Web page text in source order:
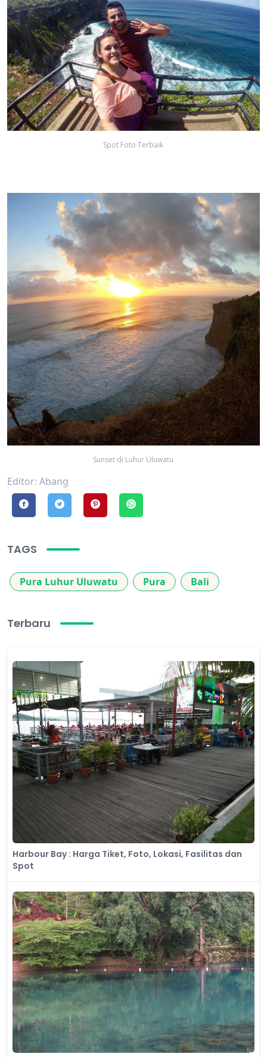
Spot Foto Terbaik
Sunset di Luhur Uluwatu
Editor: Abang
TAGS
Pura Luhur Uluwatu Pura Bali
Terbaru
Harbour Bay : Harga Tiket, Foto, Lokasi, Fasilitas dan
Spot